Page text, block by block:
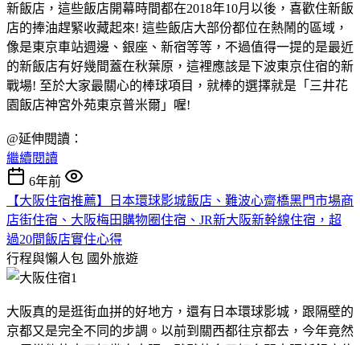
新飯店，這些飯店開幕時間都在2018年10月以後，喜歡住新飯
店的捧油趕緊收藏起來! 這些飯店大部份都位在熱鬧的區域，
像是東京車站週邊、銀座、新宿等等，不過值得一提的是最近
的新飯店有好幾間蓋在秋葉原，這裡應該是下波東京住宿的新
戰場! 至於大家最關心的棒球項目，就棒的選擇就是「三井花
園飯店神宮外苑東京普米爾」喔!
@延伸閱讀：
繼續閱讀
6年前
【大阪住宿推薦】日本環球影城飯店、難波心齋橋黑門市場商
店街住宿、大阪梅田購物圈住宿、JR新大阪新幹線住宿，超
過20間飯店實住心得
行程與懶人包 國外旅遊
大阪真的是逛街血拼的好地方，還有日本環球影城，跟隔壁的
京都又是完全不同的步調。以前到關西都往京都去，今年竟然